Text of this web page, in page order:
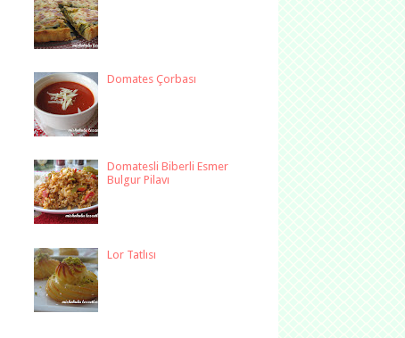
Domates Çorbası
Domatesli Biberli Esmer
Bulgur Pilavı
Lor Tatlısı